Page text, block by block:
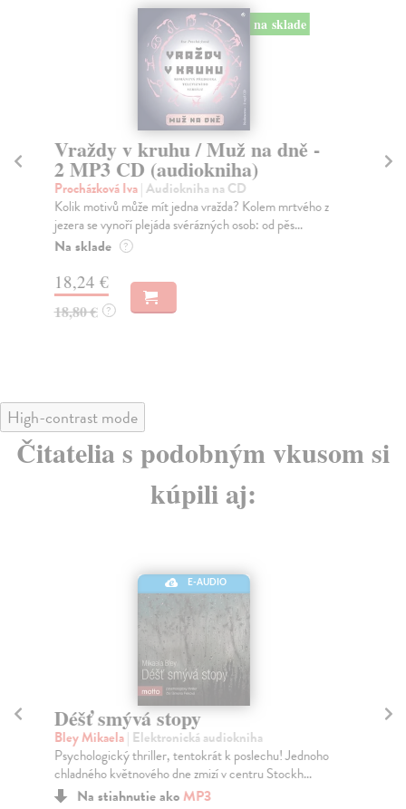
na sklade
Vraždy v kruhu / Muž na dně -
2 MP3 CD (audiokniha)
Procházková Iva| Audiokniha na CD
Kolik motivů může mít jedna vražda? Kolem mrtvého z
jezera se vynoří plejáda svérázných osob: od pěs...
Na sklade ?
18,24 €
18,80 € ?
High-contrast mode
Čitatelia s podobným vkusom si
kúpili aj:
E-AUDIO
Déšť smývá stopy
Bley Mikaela| Elektronická audiokniha
Psychologický thriller, tentokrát k poslechu! Jednoho
chladného květnového dne zmizí v centru Stockh...
Na stiahnutie akoMP3